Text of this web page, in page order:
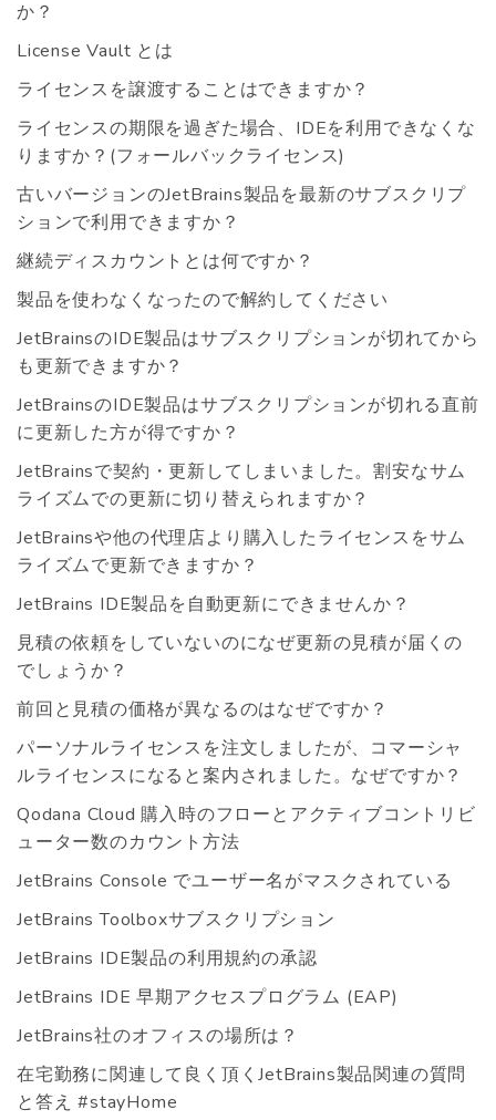
か？
License Vault とは
ライセンスを譲渡することはできますか？
ライセンスの期限を過ぎた場合、IDEを利用できなくな
りますか？(フォールバックライセンス)
古いバージョンのJetBrains製品を最新のサブスクリプ
ションで利用できますか？
継続ディスカウントとは何ですか？
製品を使わなくなったので解約してください
JetBrainsのIDE製品はサブスクリプションが切れてから
も更新できますか？
JetBrainsのIDE製品はサブスクリプションが切れる直前
に更新した方が得ですか？
JetBrainsで契約・更新してしまいました。割安なサム
ライズムでの更新に切り替えられますか？
JetBrainsや他の代理店より購入したライセンスをサム
ライズムで更新できますか？
JetBrains IDE製品を自動更新にできませんか？
見積の依頼をしていないのになぜ更新の見積が届くの
でしょうか？
前回と見積の価格が異なるのはなぜですか？
パーソナルライセンスを注文しましたが、コマーシャ
ルライセンスになると案内されました。なぜですか？
Qodana Cloud 購入時のフローとアクティブコントリビ
ューター数のカウント方法
JetBrains Console でユーザー名がマスクされている
JetBrains Toolboxサブスクリプション
JetBrains IDE製品の利用規約の承認
JetBrains IDE 早期アクセスプログラム (EAP)
JetBrains社のオフィスの場所は？
在宅勤務に関連して良く頂くJetBrains製品関連の質問
と答え #stayHome